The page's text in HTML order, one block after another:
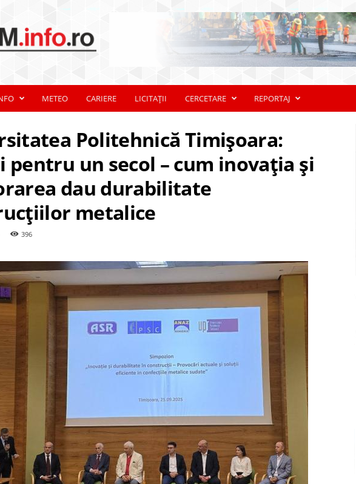
METEO CARIERE LICITAȚII CERCETARE REPORTAJ
Politehnică Timișoara:
pentru un secol – cum inovația și
dau durabilitate
metalice
396